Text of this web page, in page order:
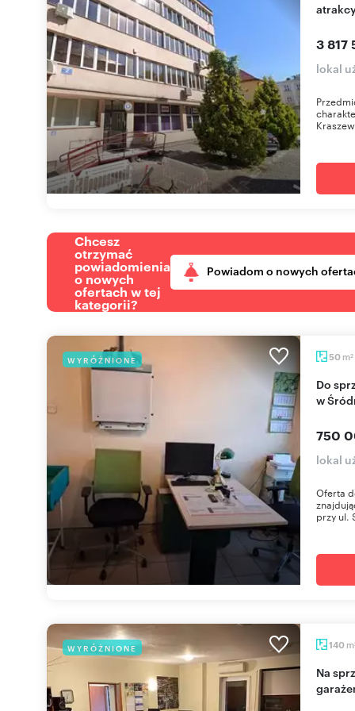
3 817
lokal
Chcesz
otrzymać
powiadomienia
o nowych
ofertach w tej
kategorii?
Powiadom o nowych
WYRÓŻNIONE 50 m2
Do sprzedania wyposażony lokal usługowy 50 m²
w
750
lokal
Oferta
przy ul.
WYRÓŻNIONE 140 m
Na sprzedaż przestronne mieszkanie 140 m² z